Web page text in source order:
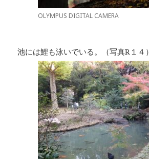
OLYMPUS DIGITAL CAMERA
池には鯉も泳いでいる。（写真R１４）